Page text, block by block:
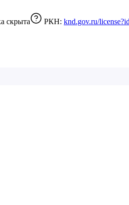
скрыта РКН: knd.gov.ru/